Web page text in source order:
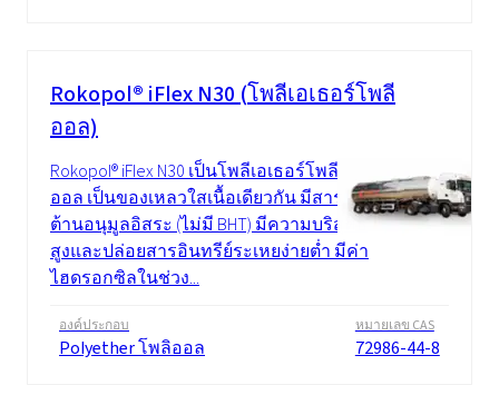
Rokopol® iFlex N30 (โพลีเอเธอร์โพลี
ออล)
Rokopol® iFlex N30 เป็นโพลีเอเธอร์โพลี
ออล เป็นของเหลวใสเนื้อเดียวกัน มีสาร
ต้านอนุมูลอิสระ (ไม่มี BHT) มีความบริสุทธิ์
สูงและปล่อยสารอินทรีย์ระเหยง่ายต่ำ มีค่า
ไฮดรอกซิลในช่วง...
องค์ประกอบ
Polyether โพลิออล
หมายเลข CAS
72986-44-8